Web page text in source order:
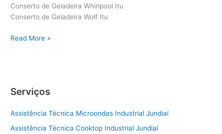
Conserto de Geladeira Whirlpool Itu
Conserto de Geladeira Wolf Itu
Conserto
Read More »
Serviços
Assistência Técnica Microondas Industrial Jundiaí
Assistência Técnica Cooktop Industrial Jundiaí